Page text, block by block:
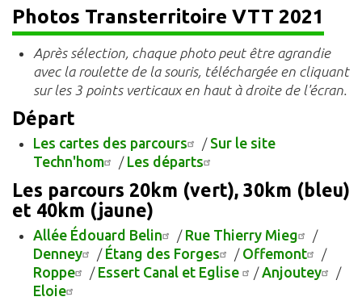
Photos Transterritoire VTT 2021
Après sélection, chaque photo peut être agrandie
avec la roulette de la souris, téléchargée en cliquant
sur les 3 points verticaux en haut à droite de l'écran.
Départ
Les cartes des parcours / Sur le site
Techn'hom
/ Les départs
Les parcours 20km (vert), 30km (bleu)
et 40km (jaune)
Allée Édouard Belin / Rue Thierry Mieg
/
Denney
/ Étang des Forges / Offemont
/
Roppe
/ Essert Canal et Eglise /Anjoutey
/
Eloie